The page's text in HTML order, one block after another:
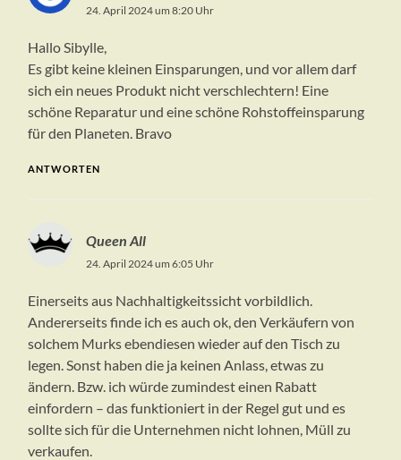
24. April 2024 um 8:20 Uhr
Hallo Sibylle,
Es gibt keine kleinen Einsparungen, und vor allem darf
sich ein neues Produkt nicht verschlechtern! Eine
schöne Reparatur und eine schöne Rohstoffeinsparung
für den Planeten. Bravo
ANTWORTEN
Queen All
24. April 2024 um 6:05 Uhr
Einerseits aus Nachhaltigkeitssicht vorbildlich.
Andererseits finde ich es auch ok, den Verkäufern von
solchem Murks ebendiesen wieder auf den Tisch zu
legen. Sonst haben die ja keinen Anlass, etwas zu
ändern. Bzw. ich würde zumindest einen Rabatt
einfordern – das funktioniert in der Regel gut und es
sollte sich für die Unternehmen nicht lohnen, Müll zu
verkaufen.